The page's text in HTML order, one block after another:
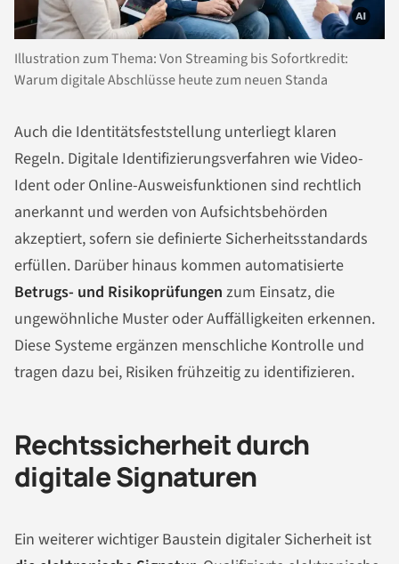
Illustration zum Thema: Von Streaming bis Sofortkredit:
Warum digitale Abschlüsse heute zum neuen Standa
Auch die Identitätsfeststellung unterliegt klaren
Regeln. Digitale Identifizierungsverfahren wie Video-
Ident oder Online-Ausweisfunktionen sind rechtlich
anerkannt und werden von Aufsichtsbehörden
akzeptiert, sofern sie definierte Sicherheitsstandards
erfüllen. Darüber hinaus kommen automatisierte
Betrugs- und Risikoprüfungen zum Einsatz, die
ungewöhnliche Muster oder Auffälligkeiten erkennen.
Diese Systeme ergänzen menschliche Kontrolle und
tragen dazu bei, Risiken frühzeitig zu identifizieren.
Rechtssicherheit durch
digitale Signaturen
Ein weiterer wichtiger Baustein digitaler Sicherheit ist